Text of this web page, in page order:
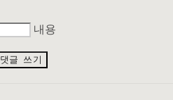
내용
댓글 쓰기